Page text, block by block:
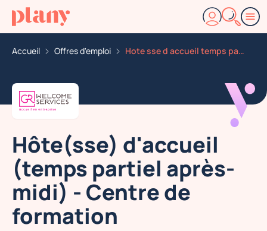
Accueil Offres d'emploi Hote sse d accueil temps partiel apres midi centre de
Hôte(sse) d'accueil
(temps partiel après-
midi) - Centre de
formation